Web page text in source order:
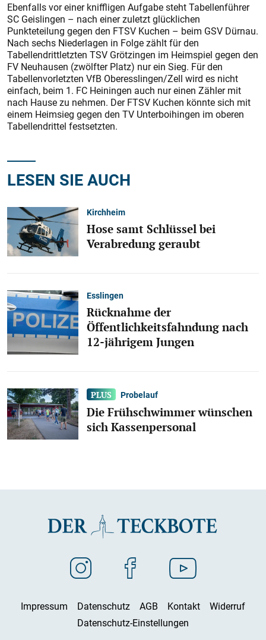
Ebenfalls vor einer kniffligen Aufgabe steht Tabellenführer
SC Geislingen – nach einer zuletzt glücklichen
Punkteteilung gegen den FTSV Kuchen – beim GSV Dürnau.
Nach sechs Niederlagen in Folge zählt für den
Tabellendrittletzten TSV Grötzingen im Heimspiel gegen den
FV Neuhausen (zwölfter Platz) nur ein Sieg. Für den
Tabellenvorletzten VfB Oberesslingen/Zell wird es nicht
einfach, beim 1. FC Heiningen auch nur einen Zähler mit
nach Hause zu nehmen. Der FTSV Kuchen könnte sich mit
einem Heimsieg gegen den TV Unterboihingen im oberen
Tabellendrittel festsetzten.
LESEN SIE AUCH
Kirchheim
Hose samt Schlüssel bei
Verabredung geraubt
Esslingen
Rücknahme der
Öffentlichkeitsfahndung nach
12-jährigem Jungen
Probelauf
Die Frühschwimmer wünschen
sich Kassenpersonal
Impressum Datenschutz AGB Kontakt
Widerruf
Datenschutz-Einstellungen